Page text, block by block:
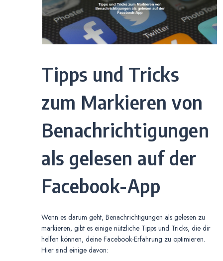
Tipps und Tricks
zum Markieren von
Benachrichtigungen
als gelesen auf der
Facebook-App
Wenn es darum geht, Benachrichtigungen als gelesen zu
markieren, gibt es einige nützliche Tipps und Tricks, die dir
helfen können, deine Facebook-Erfahrung zu optimieren.
Hier sind einige davon: